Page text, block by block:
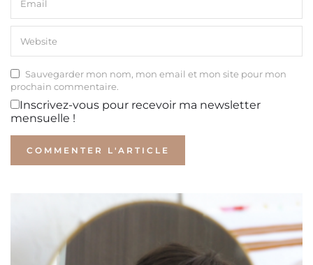
Sauvegarder mon nom, mon email et mon site pour mon
prochain commentaire.
Inscrivez-vous pour recevoir ma newsletter
mensuelle !